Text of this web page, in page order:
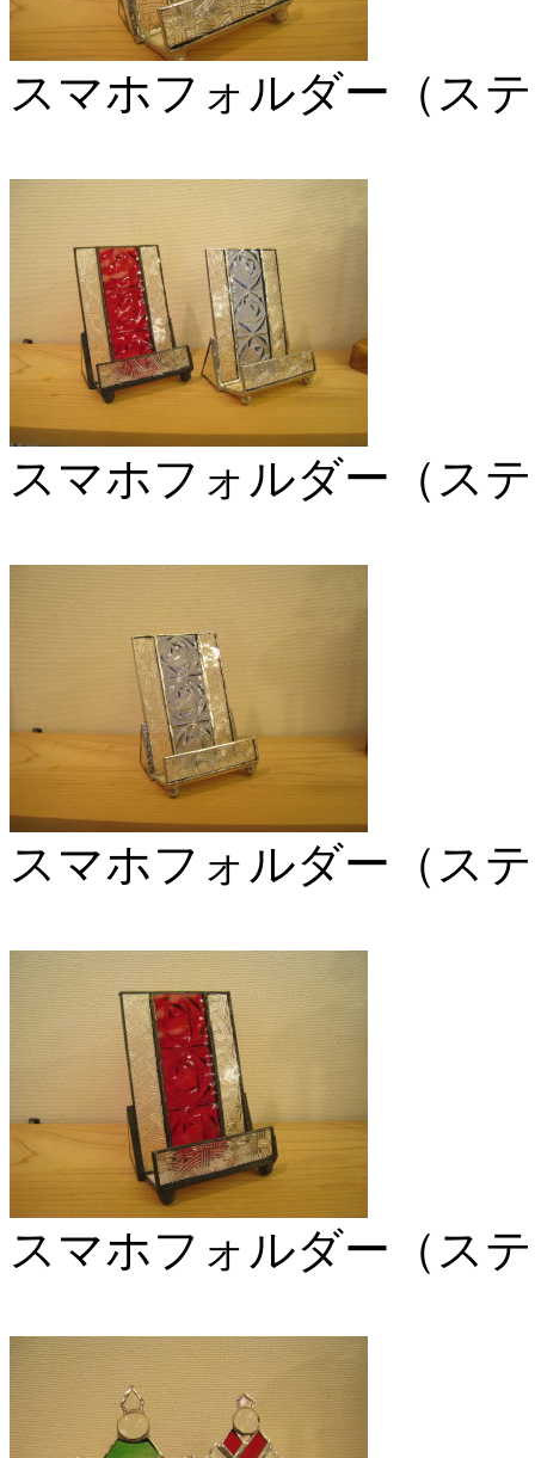
スマホフォルダー（ス
スマホフォルダー（ス
スマホフォルダー（ス
スマホフォルダー（ス